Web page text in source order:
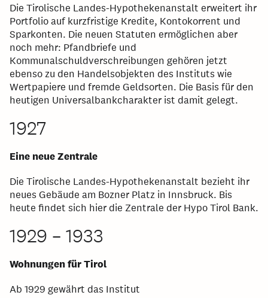
Die Tirolische Landes-Hypothekenanstalt erweitert ihr
Portfolio auf kurzfristige Kredite, Kontokorrent und
Sparkonten. Die neuen Statuten ermöglichen aber
noch mehr: Pfandbriefe und
Kommunalschuldverschreibungen gehören jetzt
ebenso zu den Handelsobjekten des Instituts wie
Wertpapiere und fremde Geldsorten. Die Basis für den
heutigen Universalbankcharakter ist damit gelegt.
1927
Eine neue Zentrale
Die Tirolische Landes-Hypothekenanstalt bezieht ihr
neues Gebäude am Bozner Platz in Innsbruck. Bis
heute findet sich hier die Zentrale der Hypo Tirol Bank.
1929 – 1933
Wohnungen für Tirol
Ab 1929 gewährt das Institut